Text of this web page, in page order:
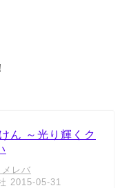
ん ～光り輝くク
メレバ
2015-05-31